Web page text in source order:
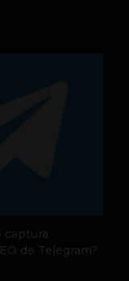
captura
de Telegram?